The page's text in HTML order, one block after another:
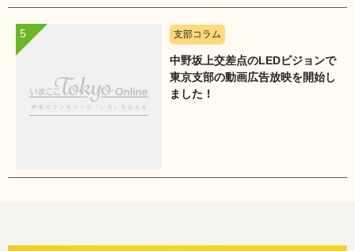
支部コラム
中野坂上交差点のLEDビジョンで
東京支部の動画広告放映を開始し
ました！